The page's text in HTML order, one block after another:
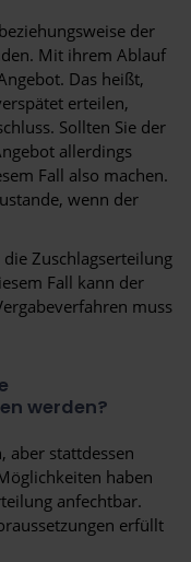
der
Mit ihrem Ablauf
Das heißt,
erteilen,
Sollten Sie der
allerdings
Fall also machen.
wenn der
Zuschlagserteilung
Fall kann der
muss
werden?
aber stattdessen
haben
anfechtbar.
erfüllt